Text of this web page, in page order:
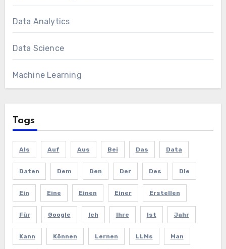
Data Analytics
Data Science
Machine Learning
Tags
Als Auf Aus Bei Das Data
Daten Dem Den Der Des Die
Ein Eine Einen Einer Erstellen
Für Google Ich Ihre Ist Jahr
Kann Können Lernen LLMs Man